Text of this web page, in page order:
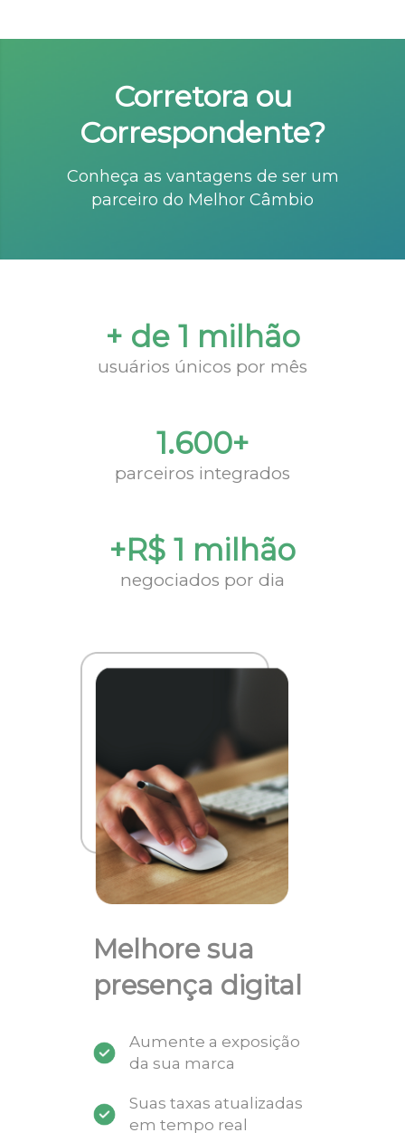
Corretora ou
Correspondente?
Conheça as vantagens de ser um
parceiro do Melhor Câmbio
+ de 1 milhão
usuários únicos por mês
1.600+
parceiros integrados
+R$ 1 milhão
negociados por dia
Melhore sua
presença digital
Aumente a exposição
da sua marca
Suas taxas atualizadas
em tempo real